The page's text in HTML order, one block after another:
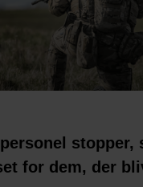
stopper,
for dem, der